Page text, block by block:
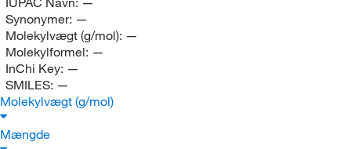
Synonymer: —
Molekylvægt (g/mol): —
Molekylformel: —
InChi Key: —
SMILES: —
Molekylvægt (g/mol)
Mængde